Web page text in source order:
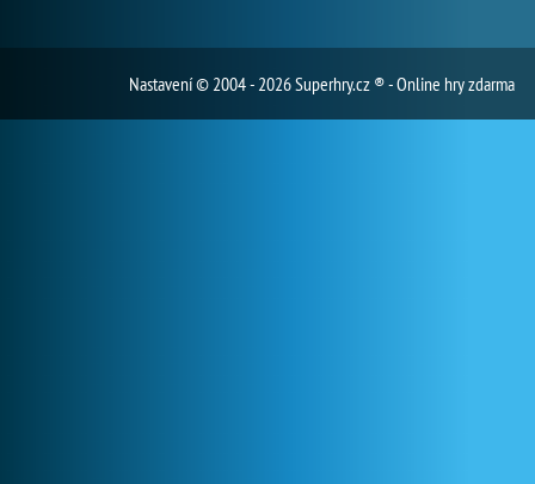
Nastavení© 2004 - 2026 Superhry.cz ® - Online hry zdarma